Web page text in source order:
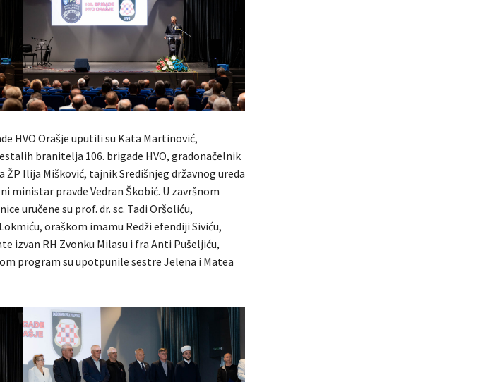
HVO Orašje uputili su Kata Martinović,
branitelja 106. brigade HVO, gradonačelnik
Ilija Mišković, tajnik Središnjeg državnog ureda
ministar pravde Vedran Škobić. U završnom
uručene su prof. dr. sc. Tadi Oršoliću,
oraškom imamu Redži efendiji Siviću,
izvan RH Zvonku Milasu i fra Anti Pušeljiću,
program su upotpunile sestre Jelena i Matea